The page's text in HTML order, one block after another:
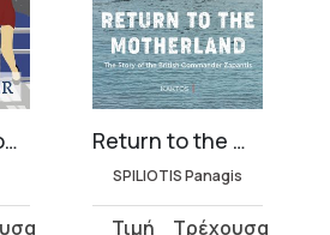
Return to the Motherland
SPILIOTIS Panagis
Original